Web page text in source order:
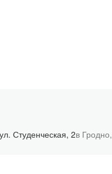
ул. Студенческая, 2в Гродно,